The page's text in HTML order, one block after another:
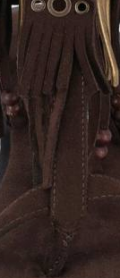
STÖCKELSCHUHE